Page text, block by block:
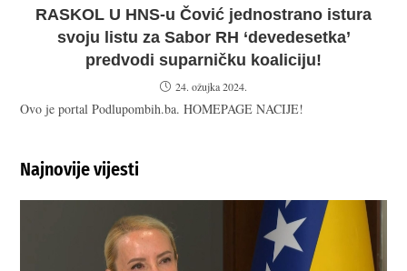
RASKOL U HNS-u Čović jednostrano istura
svoju listu za Sabor RH ‘devedesetka’
predvodi suparničku koaliciju!
24. ožujka 2024.
Ovo je portal Podlupombih.ba. HOMEPAGE NACIJE!
Najnovije vijesti